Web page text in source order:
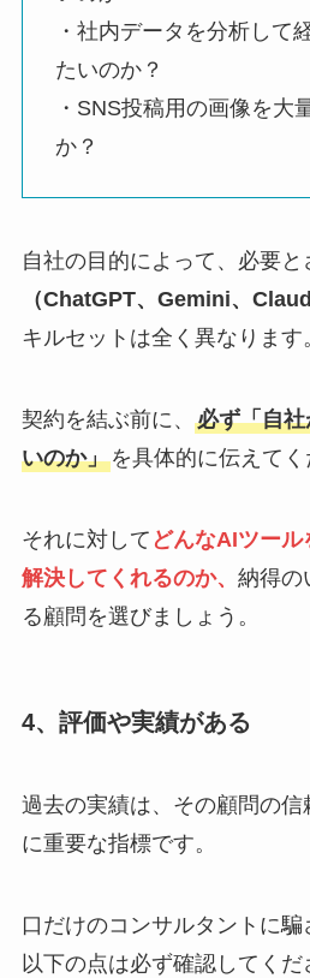
・社内データを分析して
たいのか？
・SNS投稿用の画像を大
か？
自社の目的によって、必要と
（ChatGPT、Gemini、
キルセットは全く異なります
契約を結ぶ前に、 必ず「自
いのか」を具体的に伝えてく
それに対して どんなAIツー
解決してくれるのか、 納得の
る顧問を選びましょう。
4、評価や実績がある
過去の実績は、その顧問の信
に重要な指標です。
口だけのコンサルタントに騙
以下の点は必ず確認してくだ